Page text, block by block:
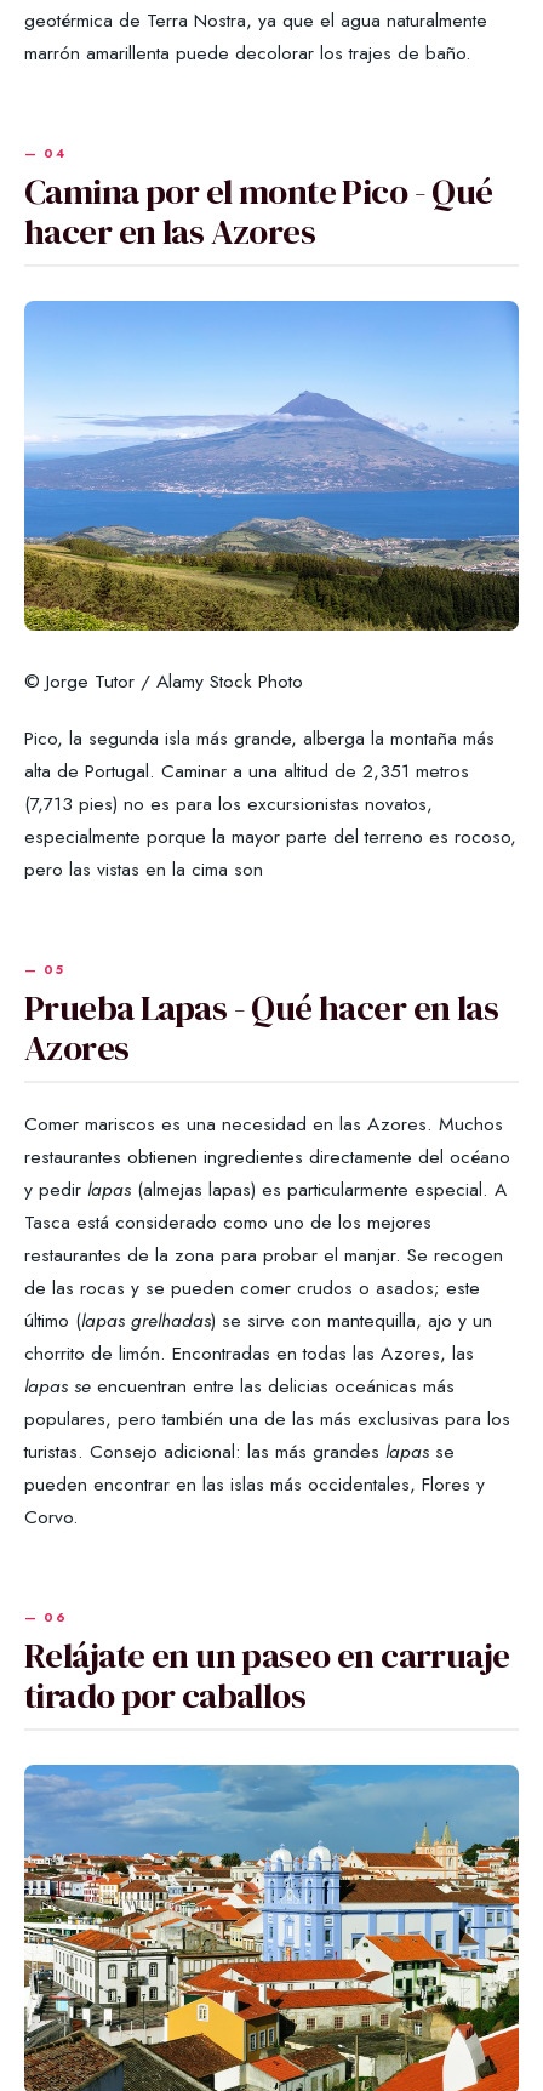
geotérmica de Terra Nostra, ya que el agua naturalmente
marrón amarillenta puede decolorar los trajes de baño.
Camina por el monte Pico - Qué
hacer en las Azores
© Jorge Tutor / Alamy Stock Photo
Pico, la segunda isla más grande, alberga la montaña más
alta de Portugal. Caminar a una altitud de 2,351 metros
(7,713 pies) no es para los excursionistas novatos,
especialmente porque la mayor parte del terreno es rocoso,
pero las vistas en la cima son
Prueba Lapas - Qué hacer en las
Azores
Comer mariscos es una necesidad en las Azores. Muchos
restaurantes obtienen ingredientes directamente del océano
y pedir lapas (almejas lapas) es particularmente especial. A
Tasca está considerado como uno de los mejores
restaurantes de la zona para probar el manjar. Se recogen
de las rocas y se pueden comer crudos o asados; este
último (lapas grelhadas) se sirve con mantequilla, ajo y un
chorrito de limón. Encontradas en todas las Azores, las
lapas se encuentran entre las delicias oceánicas más
populares, pero también una de las más exclusivas para los
turistas. Consejo adicional: las más grandes lapas se
pueden encontrar en las islas más occidentales, Flores y
Corvo.
Relájate en un paseo en carruaje
tirado por caballos